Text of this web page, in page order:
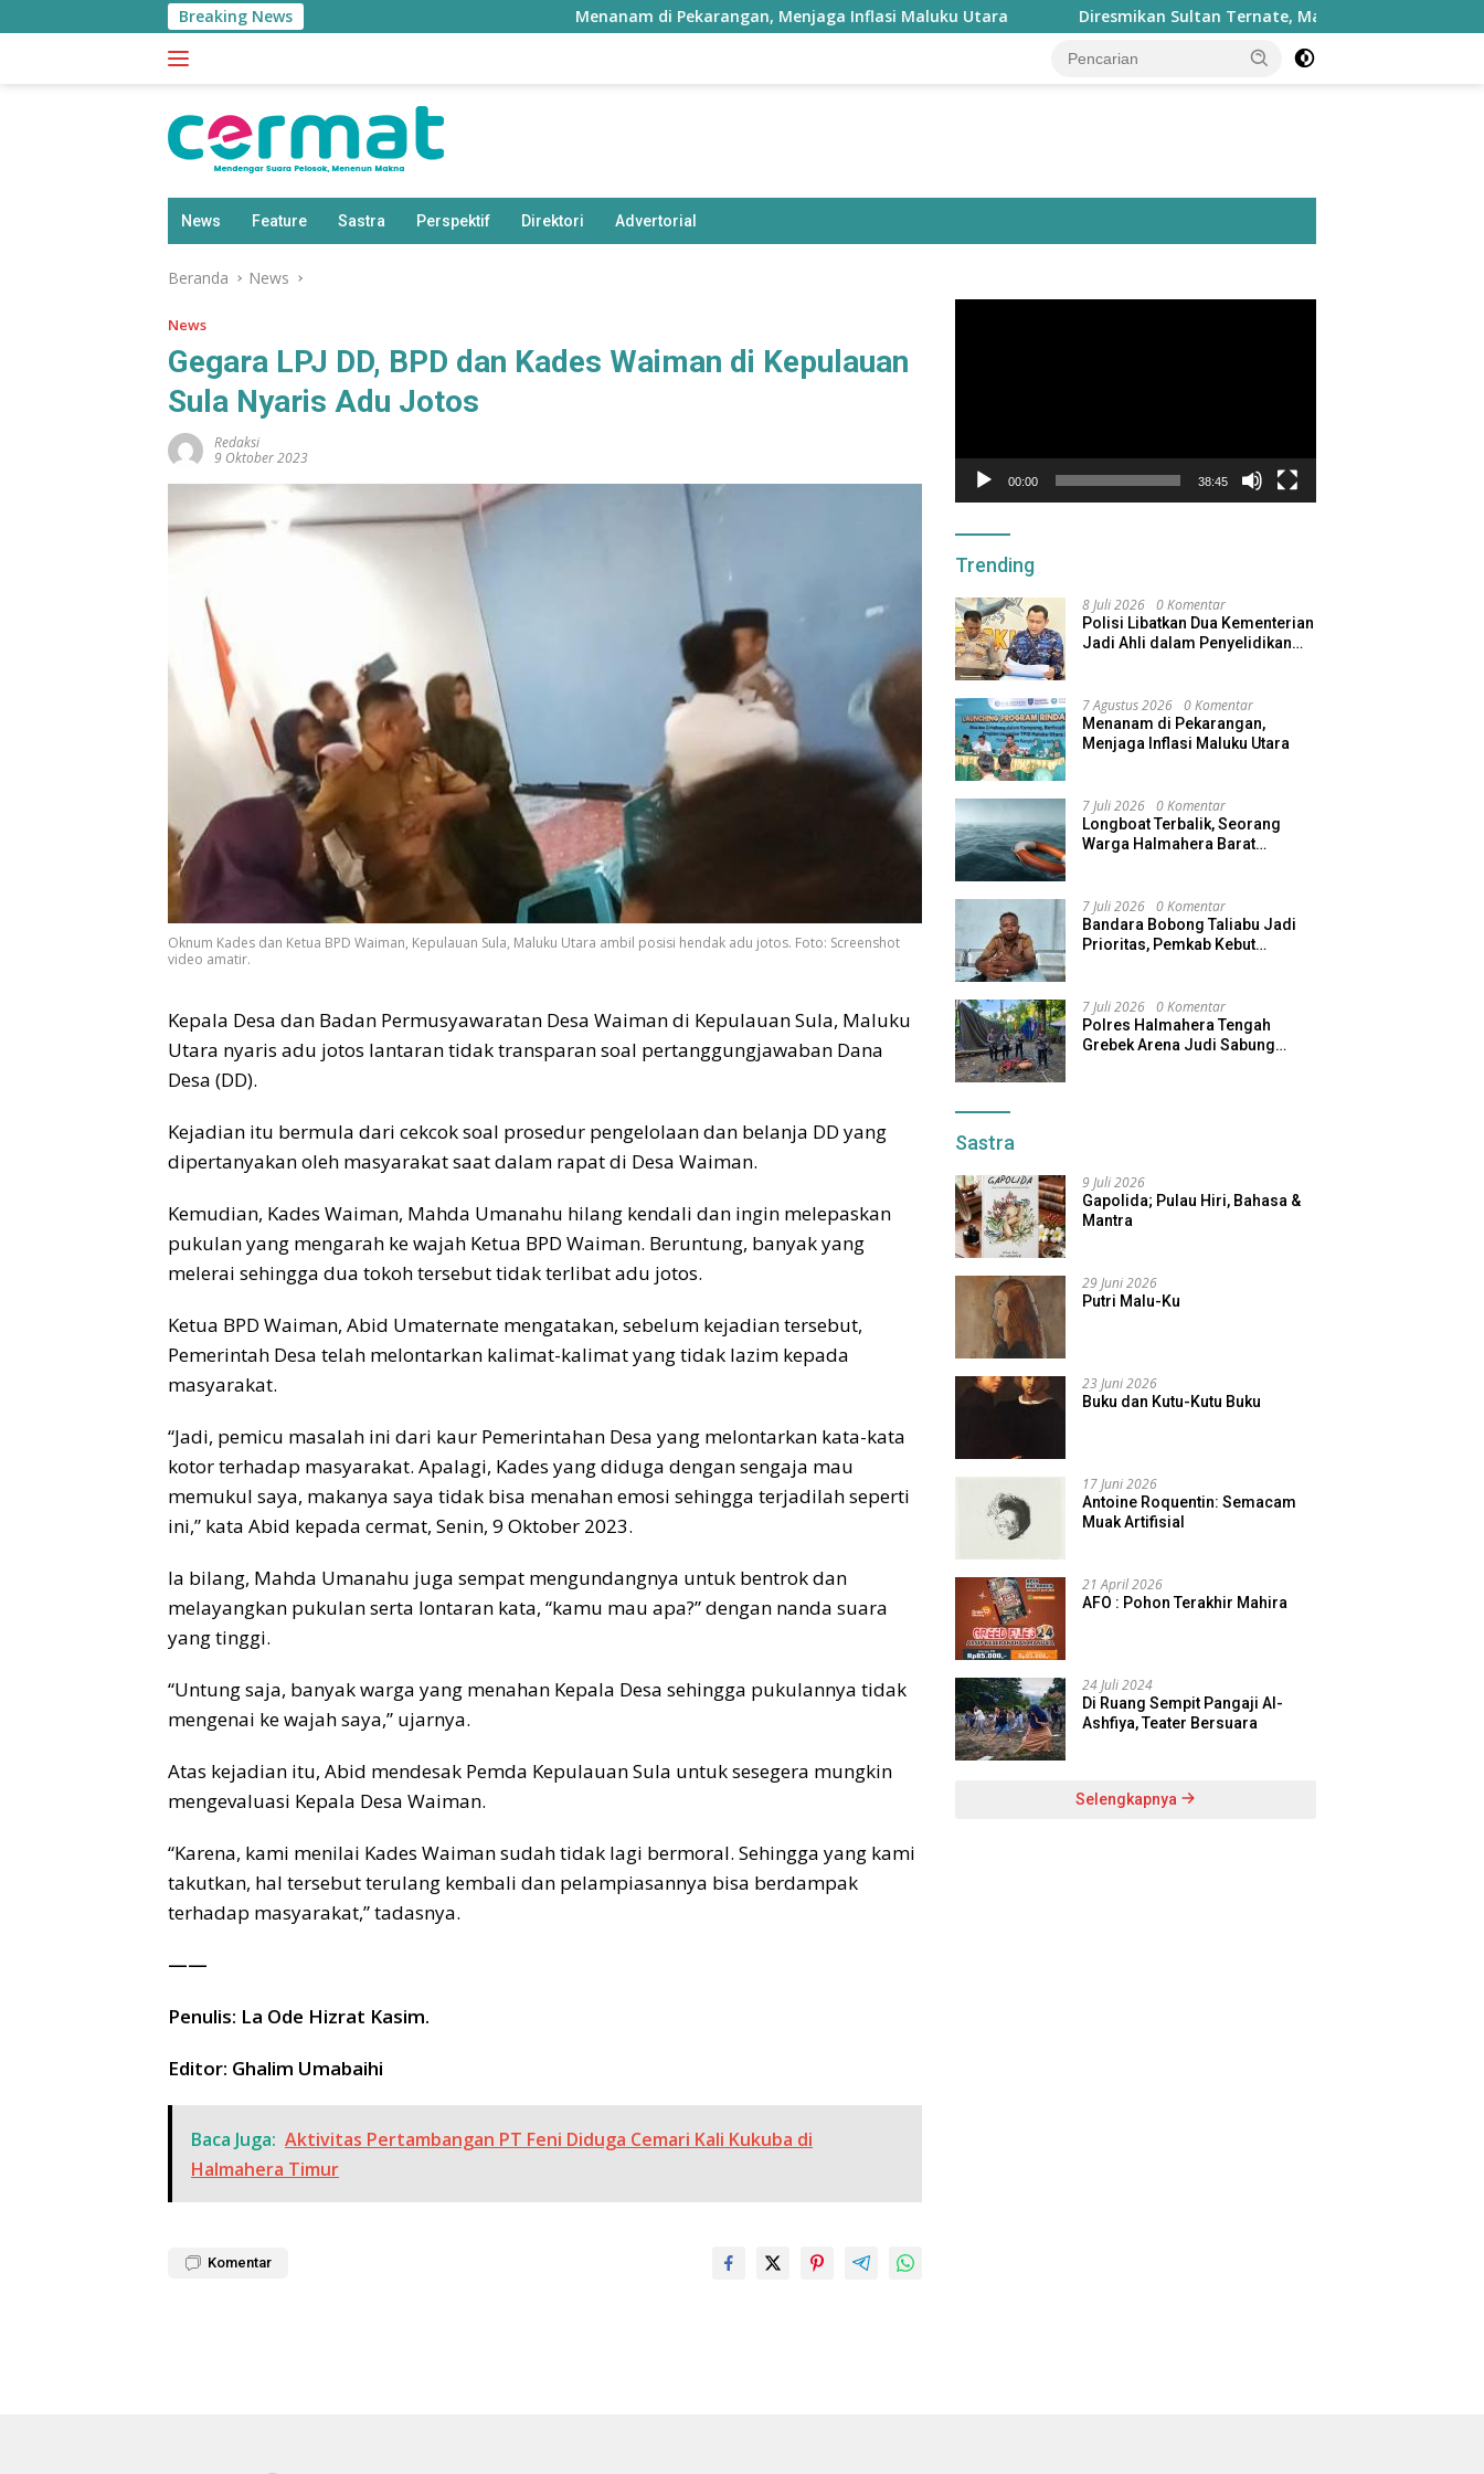
ke
Breaking News Menanam di Pekarangan, Menjaga Inflasi Maluku Utara Diresmikan Sultan Ternate, Masjid Nurul Fasyah Takome
News Feature Sastra Perspektif Direktori Advertorial
Beranda News
News
Gegara LPJ DD, BPD dan Kades Waiman di Kepulauan
Sula Nyaris Adu Jotos
Redaksi
9 Oktober 2023
Oknum Kades dan Ketua BPD Waiman, Kepulauan Sula, Maluku Utara ambil posisi hendak adu jotos. Foto: Screenshot
video amatir.
Kepala Desa dan Badan Permusyawaratan Desa Waiman di Kepulauan Sula, Maluku
Utara nyaris adu jotos lantaran tidak transparan soal pertanggungjawaban Dana
Desa (DD).
Kejadian itu bermula dari cekcok soal prosedur pengelolaan dan belanja DD yang
dipertanyakan oleh masyarakat saat dalam rapat di Desa Waiman.
Kemudian, Kades Waiman, Mahda Umanahu hilang kendali dan ingin melepaskan
pukulan yang mengarah ke wajah Ketua BPD Waiman. Beruntung, banyak yang
melerai sehingga dua tokoh tersebut tidak terlibat adu jotos.
Ketua BPD Waiman, Abid Umaternate mengatakan, sebelum kejadian tersebut,
Pemerintah Desa telah melontarkan kalimat-kalimat yang tidak lazim kepada
masyarakat.
“Jadi, pemicu masalah ini dari kaur Pemerintahan Desa yang melontarkan kata-kata
kotor terhadap masyarakat. Apalagi, Kades yang diduga dengan sengaja mau
memukul saya, makanya saya tidak bisa menahan emosi sehingga terjadilah seperti
ini,” kata Abid kepada cermat, Senin, 9 Oktober 2023.
Ia bilang, Mahda Umanahu juga sempat mengundangnya untuk bentrok dan
melayangkan pukulan serta lontaran kata, “kamu mau apa?” dengan nanda suara
yang tinggi.
“Untung saja, banyak warga yang menahan Kepala Desa sehingga pukulannya tidak
mengenai ke wajah saya,” ujarnya.
Atas kejadian itu, Abid mendesak Pemda Kepulauan Sula untuk sesegera mungkin
mengevaluasi Kepala Desa Waiman.
“Karena, kami menilai Kades Waiman sudah tidak lagi bermoral. Sehingga yang kami
takutkan, hal tersebut terulang kembali dan pelampiasannya bisa berdampak
terhadap masyarakat,” tadasnya.
——
Penulis: La Ode Hizrat Kasim.
Editor: Ghalim Umabaihi
Baca Juga: Aktivitas Pertambangan PT Feni Diduga Cemari Kali Kukuba di
Halmahera Timur
Komentar
00:00 38:45
Trending
8 Juli 2026 0 Komentar
Polisi Libatkan Dua Kementerian
Jadi Ahli dalam Penyelidikan
7 Agustus 2026 0 Komentar
Menanam di Pekarangan,
Menjaga Inflasi Maluku Utara
7 Juli 2026 0 Komentar
Longboat Terbalik, Seorang
Warga Halmahera Barat
7 Juli 2026 0 Komentar
Bandara Bobong Taliabu Jadi
Prioritas, Pemkab Kebut
7 Juli 2026 0 Komentar
Polres Halmahera Tengah
Grebek Arena Judi Sabung
Sastra
9 Juli 2026
Gapolida; Pulau Hiri, Bahasa &
Mantra
29 Juni 2026
Putri Malu-Ku
23 Juni 2026
Buku dan Kutu-Kutu Buku
17 Juni 2026
Antoine Roquentin: Semacam
Muak Artifisial
21 April 2026
AFO : Pohon Terakhir Mahira
24 Juli 2024
Di Ruang Sempit Pangaji Al-
Ashfiya, Teater Bersuara
Selengkapnya